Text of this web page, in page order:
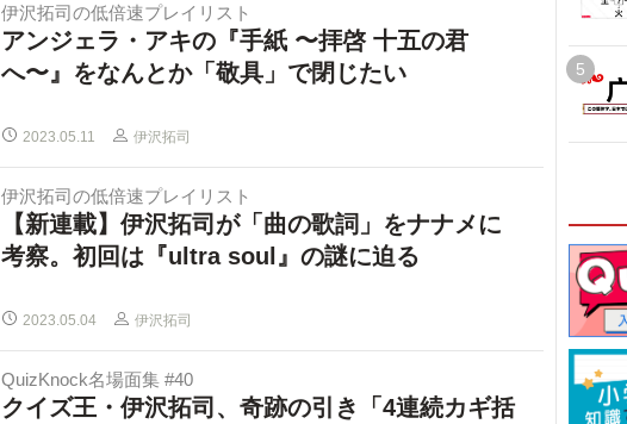
伊沢拓司の低倍速プレイリスト
アンジェラ・アキの『手紙 〜拝啓 十五の君
へ〜』をなんとか「敬具」で閉じたい
2023.05.11 伊沢拓司
伊沢拓司の低倍速プレイリスト
【新連載】伊沢拓司が「曲の歌詞」をナナメに
考察。初回は『ultra soul』の謎に迫る
2023.05.04 伊沢拓司
QuizKnock名場面集 #40
クイズ王・伊沢拓司、奇跡の引き「4連続カギ括
5